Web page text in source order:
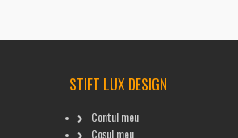
STIFT LUX DESIGN
Contul meu
Coșul meu